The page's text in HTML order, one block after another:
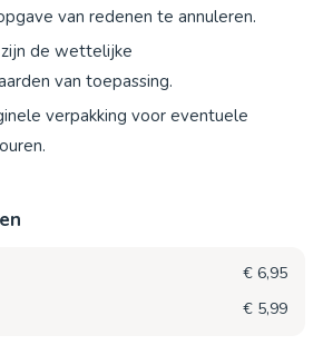
van redenen te annuleren.
de wettelijke
van toepassing.
verpakking voor eventuele
€ 6,95
€ 5,99